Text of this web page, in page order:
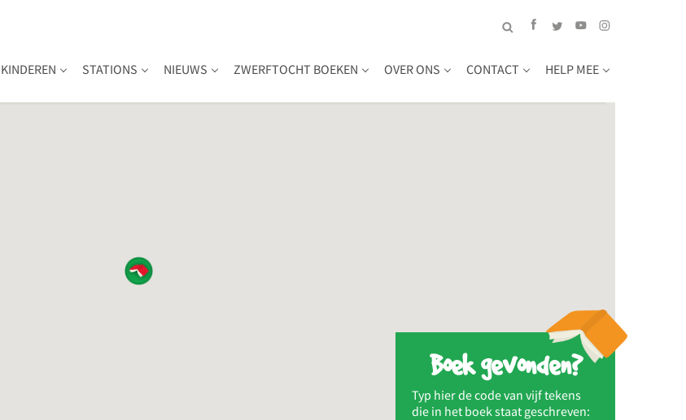
KINDEREN STATIONS NIEUWS ZWERFTOCHT BOEKEN OVER ONS CONTACT HELP MEE
Boek gevonden?
Typ hier de code van vijf tekens
die in het boek staat geschreven: